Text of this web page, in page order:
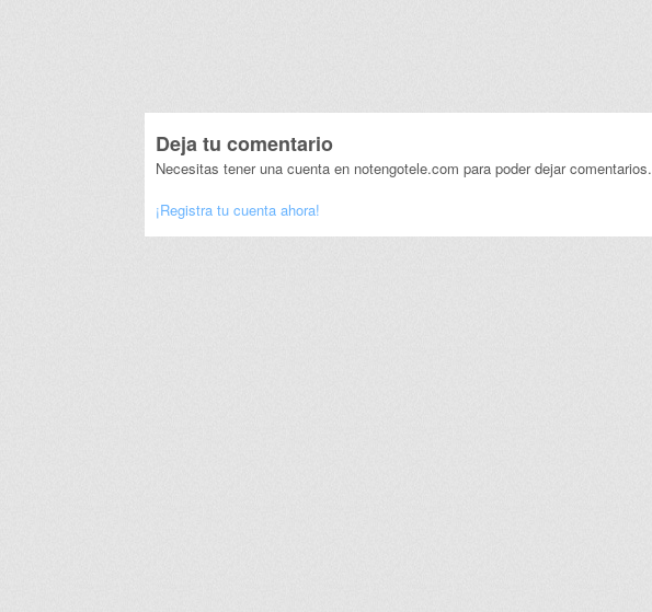
Deja tu comentario
Necesitas tener una cuenta en notengotele.com para poder dejar comentarios.
¡Registra tu cuenta ahora!